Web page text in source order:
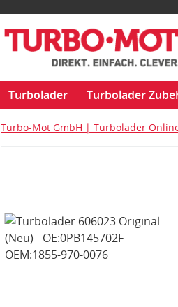
Turbolader Turbolader
Turbo-Mot GmbH | Turbolader